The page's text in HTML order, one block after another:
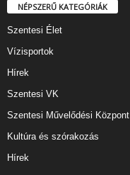
NÉPSZERŰ KATEGÓRIÁK
Szentesi Élet
Vízisportok
Hírek
Szentesi VK
Szentesi Művelődési Központ
Kultúra és szórakozás
Hírek